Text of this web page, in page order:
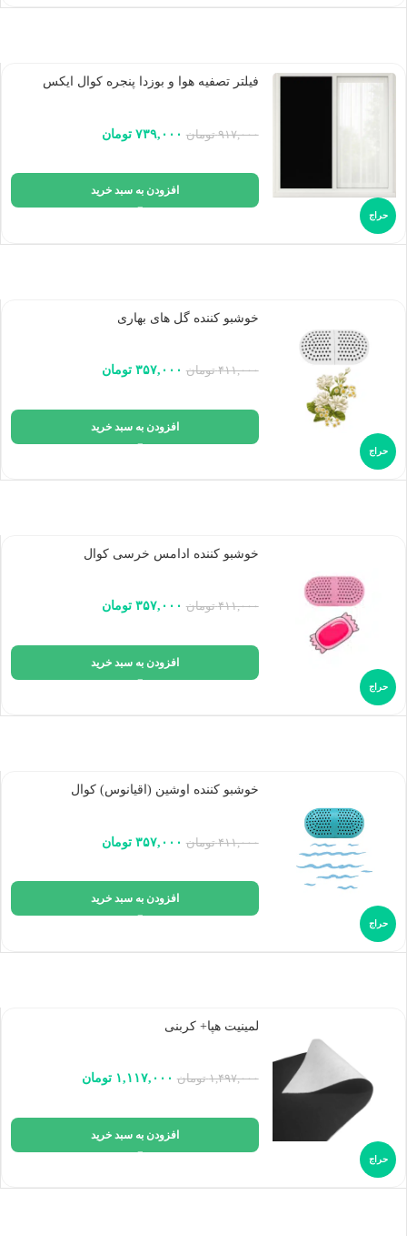
حراج
فیلتر تصفیه هوا و بوزدا پنجره کوال ایکس
۹۱۷,۰۰۰ تومان ۷۳۹,۰۰۰ تومان
افزودن به سبد خرید
حراج
خوشبو کننده گل های بهاری
۴۱۱,۰۰۰ تومان ۳۵۷,۰۰۰ تومان
افزودن به سبد خرید
حراج
خوشبو کننده ادامس خرسی کوال
۴۱۱,۰۰۰ تومان ۳۵۷,۰۰۰ تومان
افزودن به سبد خرید
حراج
خوشبو کننده اوشین (اقیانوس) کوال
۴۱۱,۰۰۰ تومان ۳۵۷,۰۰۰ تومان
افزودن به سبد خرید
حراج
لمینیت هپا+ کربنی
۱,۴۹۷,۰۰۰ تومان ۱,۱۱۷,۰۰۰ تومان
افزودن به سبد خرید